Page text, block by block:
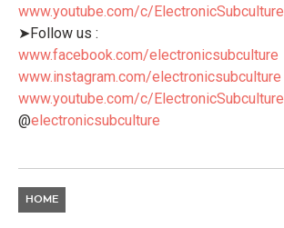
www.youtube.com/c/ElectronicSubculture
➤Follow us :
www.facebook.com/electronicsubculture
www.instagram.com/electronicsubculture
www.youtube.com/c/ElectronicSubculture
@electronicsubculture
HOME